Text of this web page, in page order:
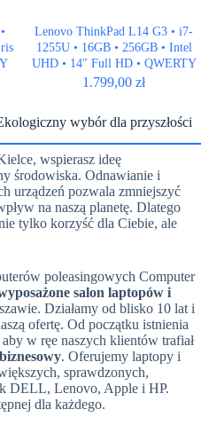
Lenovo ThinkPad L14 G3 • i7-
1255U • 16GB • 256GB • Intel
UHD • 14″ Full HD • QWERTY
US
1.799,00zł
wybór dla przyszłości
wspierasz ideę
środowiska. Odnawianie i
urządzeń pozwala zmniejszyć
na naszą planetę. Dlatego
tylko korzyść dla Ciebie, ale
poleasingowych Computer
salon laptopów i
Działamy od blisko 10 lat i
ofertę. Od początku istnienia
w ręe naszych klientów trafiał
biznesowy. Oferujemy laptopy i
sprawdzonych,
DELL, Lenovo, Apple i HP.
dla każdego.